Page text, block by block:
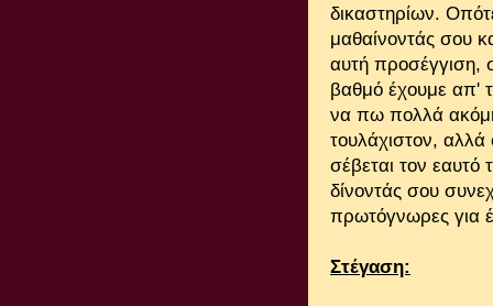
δικαστηρίων.
μαθαίνοντάς σου
αυτή προσέγγιση,
βαθμό έχουμε απ'
να πω πολλά
τουλάχιστον, αλλά
σέβεται τον εαυτό
δίνοντάς σου
πρωτόγνωρες για
Στέγαση: